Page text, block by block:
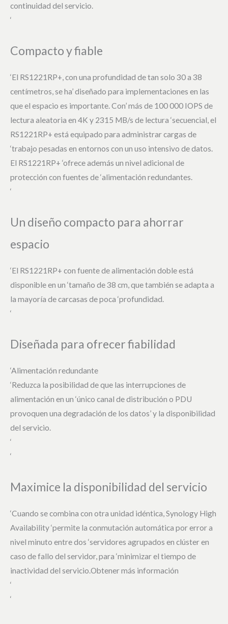
continuidad del servicio.
‘
Compacto y fiable
‘El RS1221RP+, con una profundidad de tan solo 30 a 38
centímetros, se ha’ diseñado para implementaciones en las
que el espacio es importante. Con’ más de 100 000 IOPS de
lectura aleatoria en 4K y 2315 MB/s de lectura ‘secuencial, el
RS1221RP+ está equipado para administrar cargas de
‘trabajo pesadas en entornos con un uso intensivo de datos.
El RS1221RP+ ‘ofrece además un nivel adicional de
protección con fuentes de ‘alimentación redundantes.
‘
Un diseño compacto para ahorrar
espacio
‘El RS1221RP+ con fuente de alimentación doble está
disponible en un ‘tamaño de 38 cm, que también se adapta a
la mayoría de carcasas de poca ‘profundidad.
‘
Diseñada para ofrecer fiabilidad
‘Alimentación redundante
‘Reduzca la posibilidad de que las interrupciones de
alimentación en un ‘único canal de distribución o PDU
provoquen una degradación de los datos’ y la disponibilidad
del servicio.
‘
‘
Maximice la disponibilidad del servicio
‘Cuando se combina con otra unidad idéntica, Synology High
Availability ‘permite la conmutación automática por error a
nivel minuto entre dos ‘servidores agrupados en clúster en
caso de fallo del servidor, para ‘minimizar el tiempo de
inactividad del servicio.Obtener más información
‘
‘